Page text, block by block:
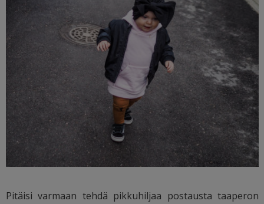
Pitäisi varmaan tehdä pikkuhiljaa postausta taaperon